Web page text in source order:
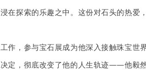
在探索的乐趣之中。这份对石头的热
作，参与宝石展成为他深入接触珠宝
定，彻底改变了他的人生轨迹——他毅